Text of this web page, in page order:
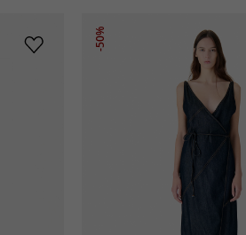
-50%